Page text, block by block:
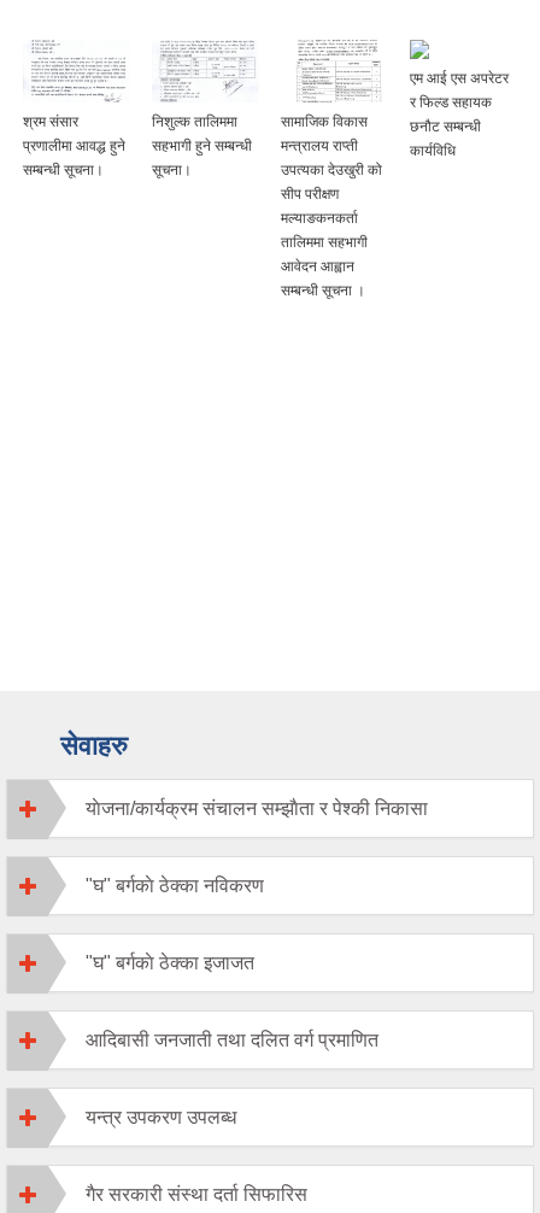
श्रम संसार
प्रणालीमा आवद्ध हुने
सम्बन्धी सूचना।
निशुल्क तालिममा
सहभागी हुने सम्बन्धी
सूचना।
सामाजिक विकास
मन्त्रालय राप्ती
उपत्यका देउखुरी को
सीप परीक्षण
मल्याङकनकर्ता
तालिममा सहभागी
आवेदन आह्वान
सम्बन्धी सूचना ।
एम आई एस अपरेटर
र फिल्ड सहायक
छनौट सम्बन्धी
कार्यविधि
सेवाहरु
याेजना/कार्यक्रम संचालन सम्झाैता र पेश्की निकासा
"घ" बर्गकाे ठेक्का नविकरण
"घ" बर्गकाे ठेक्का इजाजत
आदिबासी जनजाती तथा दलित वर्ग प्रमाणित
यन्त्र उपकरण उपलब्ध
गैर सरकारी संस्था दर्ता सिफारिस